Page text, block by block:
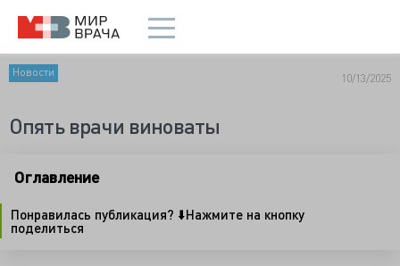
Новости 10/13/2025
Опять врачи виноваты
Оглавление
Понравилась публикация? ⬇️Нажмите на кнопку
поделиться